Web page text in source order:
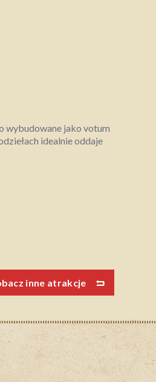
wybudowane jako votum
idealnie oddaje
inne atrakcje